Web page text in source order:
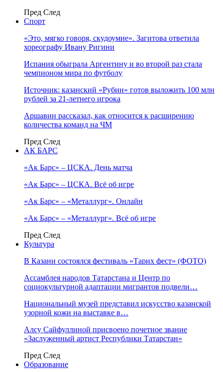
Пред След
Спорт
«Это, мягко говоря, скудоумие». Загитова ответила
хореографу Ивану Ригини
Испания обыграла Аргентину и во второй раз стала
чемпионом мира по футболу
Источник: казанский «Рубин» готов выложить 100 млн
рублей за 21-летнего игрока
Аршавин рассказал, как относится к расширению
количества команд на ЧМ
Пред След
АК БАРС
«Ак Барс» – ЦСКА. День матча
«Ак Барс» – ЦСКА. Всё об игре
«Ак Барс» – «Металлург». Онлайн
«Ак Барс» – «Металлург». Всё об игре
Пред След
Культура
В Казани состоялся фестиваль «Тарих фест» (ФОТО)
Ассамблея народов Татарстана и Центр по
социокультурной адаптации мигрантов подвели…
Национальный музей представил искусство казанской
узорной кожи на выставке в…
Алсу Сайфуллиной присвоено почетное звание
«Заслуженный артист Республики Татарстан»
Пред След
Образование